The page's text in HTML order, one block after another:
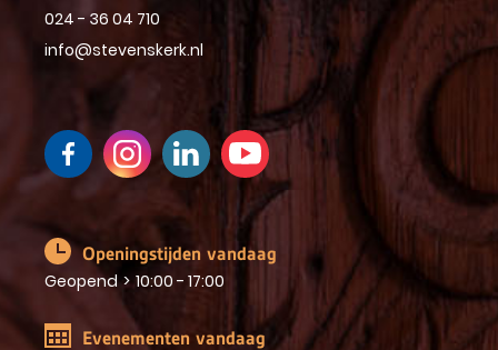
024 - 36 04 710
info@stevenskerk.nl
Openingstijden vandaag
Geopend > 10:00 - 17:00
Evenementen vandaag